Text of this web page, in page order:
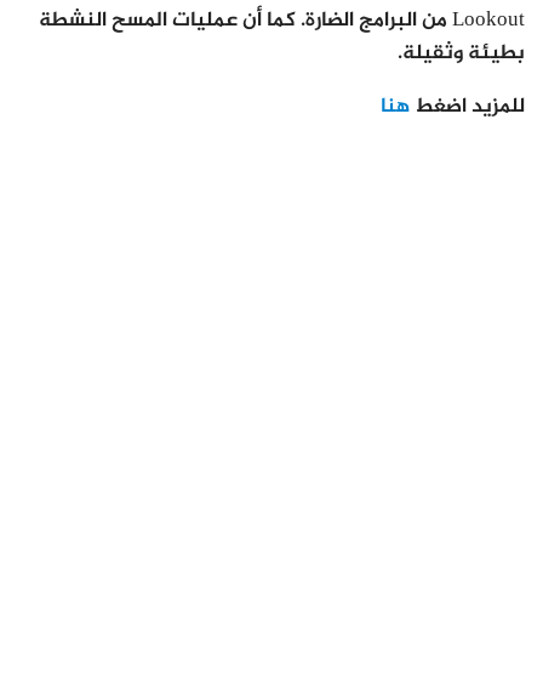
Lookout من البرامج الضارة. كما أن عمليات المسح النشطة
بطيئة وثقيلة.
للمزيد اضغط هنا